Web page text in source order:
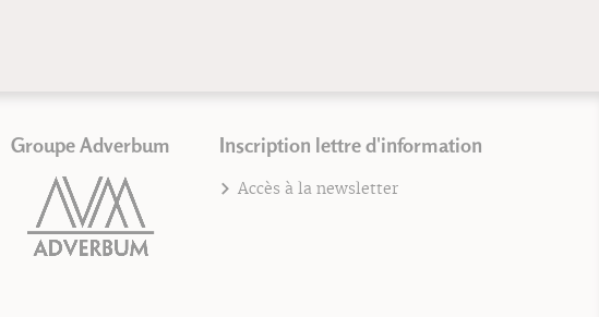
Groupe Adverbum Inscription lettre d'information
Accès à la newsletter